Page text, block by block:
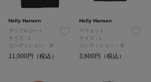
Helly Hansen
ダッフルコート
サイズ：L
コンディション：
B
11,000円（税込）
Helly Hansen
スウェット
サイズ：L
コンディション：
B
3,600円（税込）